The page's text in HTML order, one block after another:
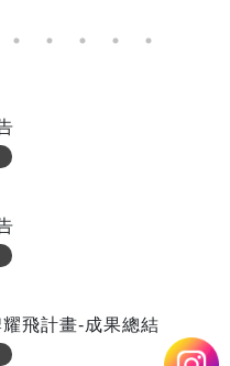
飛計畫-成果總結